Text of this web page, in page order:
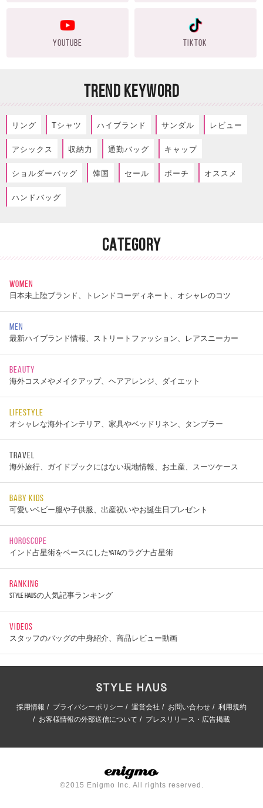
YOUTUBE TIKTOK
TREND KEYWORD
リング Tシャツ ハイブランド サンダル レビュー
アシックス 収納力 通勤バッグ キャップ
ショルダーバッグ 韓国 セール ポーチ オススメ
ハンドバッグ
CATEGORY
WOMEN
日本未上陸ブランド、トレンドコーディネート、オシャレのコツ
MEN
最新ハイブランド情報、ストリートファッション、レアスニーカー
BEAUTY
海外コスメやメイクアップ、ヘアアレンジ、ダイエット
LIFESTYLE
オシャレな海外インテリア、家具やベッドリネン、タンブラー
TRAVEL
海外旅行、ガイドブックにはない現地情報、お土産、スーツケース
BABY KIDS
可愛いベビー服や子供服、出産祝いやお誕生日プレゼント
HOROSCOPE
インド占星術をベースにしたYATAのラグナ占星術
RANKING
STYLE HAUSの人気記事ランキング
VIDEOS
スタッフのバッグの中身紹介、商品レビュー動画
採用情報 プライバシーポリシー 運営会社 お問い合わせ
利用規約
お客様情報の外部送信について
プレスリリース・広告掲載
©2015 Enigmo Inc. All rights reserved.